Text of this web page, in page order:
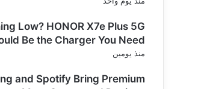
Low? HONOR X7e Plus 5G
Be the Charger You Need
منذ يومين
and Spotify Bring Premium